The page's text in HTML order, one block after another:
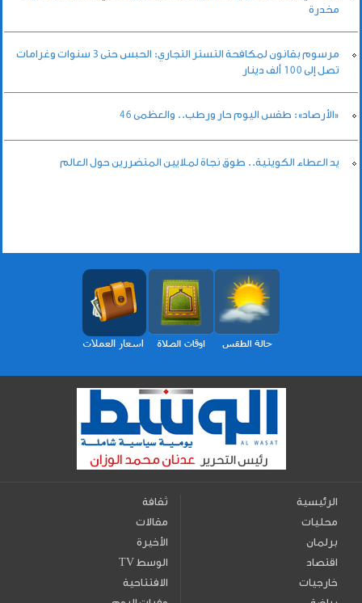
مخدرة
مرسوم بقانون لمكافحة التستر التجاري: الحبس حتى 3 سنوات وغرامات
تصل إلى 100 ألف دينار
«الأرصاد»: طقس اليوم حار ورطب.. والعظمى 46
يد العطاء الكويتية.. طوق نجاة لملايين المتضررين حول العالم
الرئيسية
محليات
برلمان
اقتصاد
خارجيات
ثقافة
مقالات
الأخيرة
TV الوسط
الافتتاحية